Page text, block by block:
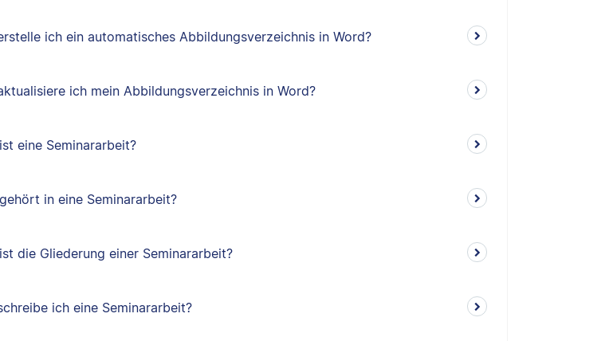
ich ein automatisches Abbildungsverzeichnis in Word?
ich mein Abbildungsverzeichnis in Word?
eine Seminararbeit?
in eine Seminararbeit?
die Gliederung einer Seminararbeit?
ich eine Seminararbeit?